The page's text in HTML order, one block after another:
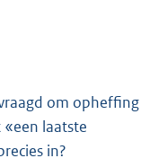
om opheffing
laatste
in?